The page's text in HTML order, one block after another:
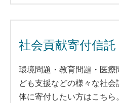
社会貢献寄付信託
環境問題・教育問題・医
ども支援などの様々な社
体に寄付したい方はこちら。